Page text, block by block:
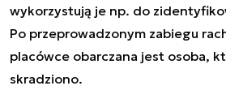
wykorzystują je np. do
Po przeprowadzonym zabiegu
placówce obarczana jest osoba,
skradziono.